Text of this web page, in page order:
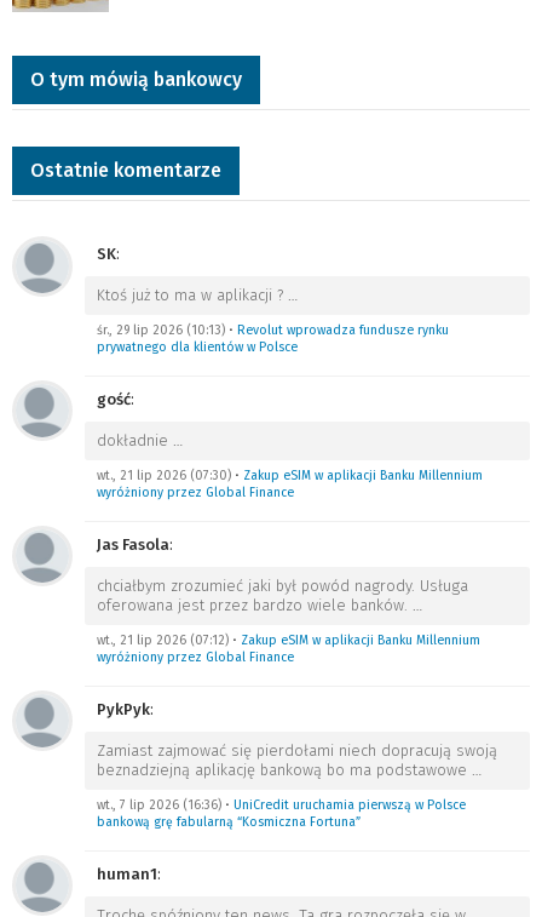
O tym mówią bankowcy
Ostatnie komentarze
SK:
Ktoś już to ma w aplikacji ? …
śr., 29 lip 2026 (10:13) • Revolut wprowadza fundusze rynku
prywatnego dla klientów w Polsce
gość:
dokładnie …
wt., 21 lip 2026 (07:30) • Zakup eSIM w aplikacji Banku Millennium
wyróżniony przez Global Finance
Jas Fasola:
chciałbym zrozumieć jaki był powód nagrody. Usługa
oferowana jest przez bardzo wiele banków. …
wt., 21 lip 2026 (07:12) • Zakup eSIM w aplikacji Banku Millennium
wyróżniony przez Global Finance
PykPyk:
Zamiast zajmować się pierdołami niech dopracują swoją
beznadziejną aplikację bankową bo ma podstawowe …
wt., 7 lip 2026 (16:36) • UniCredit uruchamia pierwszą w Polsce
bankową grę fabularną “Kosmiczna Fortuna”
human1: